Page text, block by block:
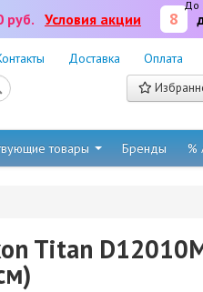
руб. Условия акции
До
8
Доставка Оплата
товары Бренды %
Titan